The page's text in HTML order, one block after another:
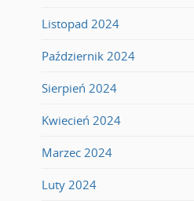
Listopad 2024
Październik 2024
Sierpień 2024
Kwiecień 2024
Marzec 2024
Luty 2024